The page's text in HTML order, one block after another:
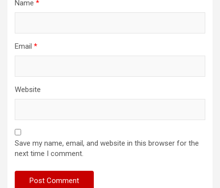
Name *
Email *
Website
Save my name, email, and website in this browser for the
next time I comment.